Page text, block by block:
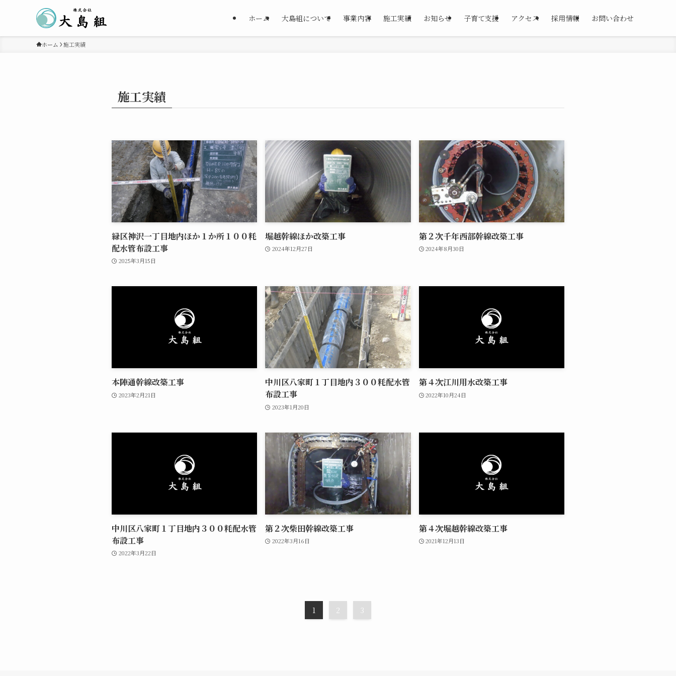
ホーム 大島組について 事業内容 施工実績 お知らせ 子育て支援 アクセス 採用情報 お問い合わせ
ホーム 施工実績
施工実績
緑区神沢一丁目地内ほか１か所１００粍
配水管布設工事
2025年3月15日
堀越幹線ほか改築工事
2024年12月27日
第２次千年西部幹線改築工事
2024年8月30日
本陣通幹線改築工事
2023年2月21日
中川区八家町１丁目地内３００粍配水管
布設工事
2023年1月20日
第４次江川用水改築工事
2022年10月24日
中川区八家町１丁目地内３００粍配水管
布設工事
2022年3月22日
第２次柴田幹線改築工事
2022年3月16日
第４次堀越幹線改築工事
2021年12月13日
1 2 3